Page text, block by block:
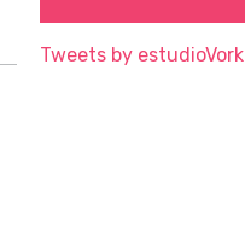
Tweets by estudioVork